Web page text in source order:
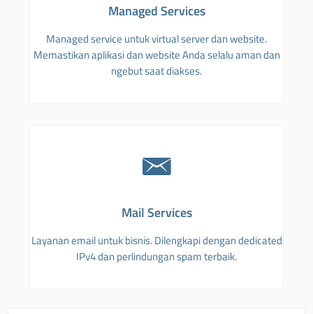
Managed Services
Managed service untuk virtual server dan website.
Memastikan aplikasi dan website Anda selalu aman dan
ngebut saat diakses.
Mail Services
Layanan email untuk bisnis. Dilengkapi dengan dedicated
IPv4 dan perlindungan spam terbaik.